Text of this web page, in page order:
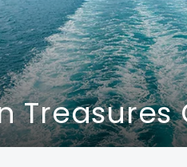
Treasures